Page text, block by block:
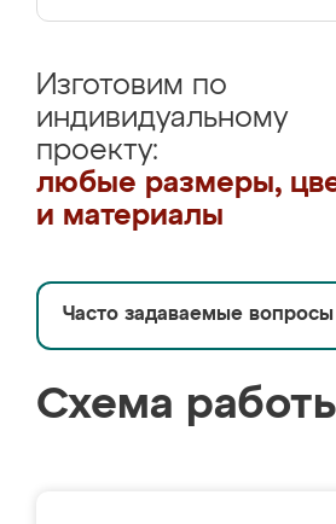
Изготовим по
индивидуальному
проекту:
любые размеры,
и материалы
Часто задаваемые вопросы
Схема